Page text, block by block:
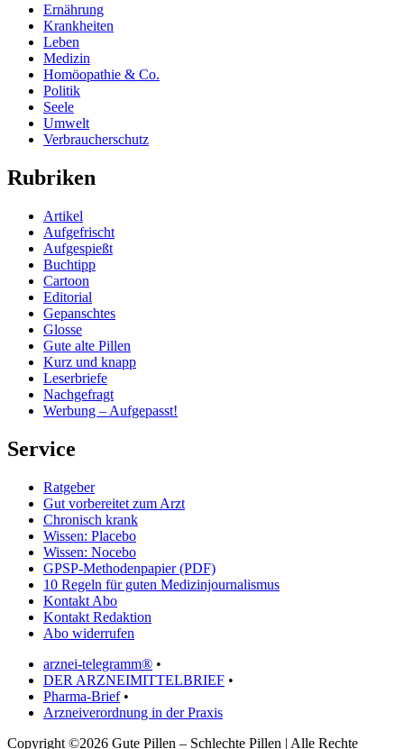
Ernährung
Krankheiten
Leben
Medizin
Homöopathie & Co.
Politik
Seele
Umwelt
Verbraucherschutz
Rubriken
Artikel
Aufgefrischt
Aufgespießt
Buchtipp
Cartoon
Editorial
Gepanschtes
Glosse
Gute alte Pillen
Kurz und knapp
Leserbriefe
Nachgefragt
Werbung – Aufgepasst!
Service
Ratgeber
Gut vorbereitet zum Arzt
Chronisch krank
Wissen: Placebo
Wissen: Nocebo
GPSP-Methodenpapier (PDF)
10 Regeln für guten Medizinjournalismus
Kontakt Abo
Kontakt Redaktion
Abo widerrufen
arznei-telegramm® •
DER ARZNEIMITTELBRIEF •
Pharma-Brief•
Arzneiverordnung in der Praxis
Copyright ©2026 Gute Pillen – Schlechte Pillen | Alle Rechte